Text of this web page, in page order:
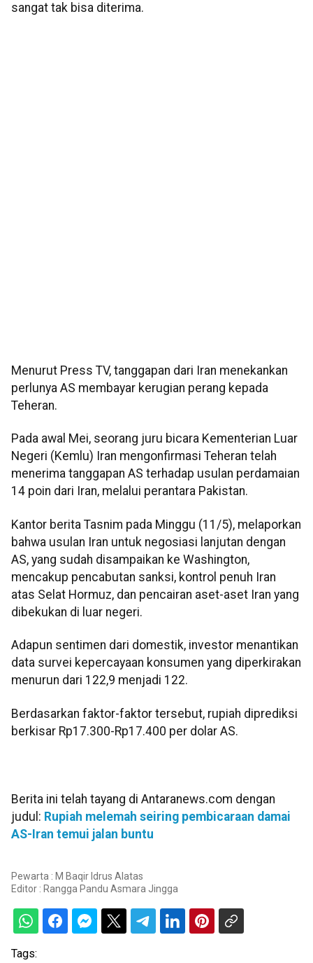
sangat tak bisa diterima.
Menurut Press TV, tanggapan dari Iran menekankan
perlunya AS membayar kerugian perang kepada
Teheran.
Pada awal Mei, seorang juru bicara Kementerian Luar
Negeri (Kemlu) Iran mengonfirmasi Teheran telah
menerima tanggapan AS terhadap usulan perdamaian
14 poin dari Iran, melalui perantara Pakistan.
Kantor berita Tasnim pada Minggu (11/5), melaporkan
bahwa usulan Iran untuk negosiasi lanjutan dengan
AS, yang sudah disampaikan ke Washington,
mencakup pencabutan sanksi, kontrol penuh Iran
atas Selat Hormuz, dan pencairan aset-aset Iran yang
dibekukan di luar negeri.
Adapun sentimen dari domestik, investor menantikan
data survei kepercayaan konsumen yang diperkirakan
menurun dari 122,9 menjadi 122.
Berdasarkan faktor-faktor tersebut, rupiah diprediksi
berkisar Rp17.300-Rp17.400 per dolar AS.
Berita ini telah tayang di Antaranews.com dengan
judul: Rupiah melemah seiring pembicaraan damai
AS-Iran temui jalan buntu
Pewarta : M Baqir Idrus Alatas
Editor : Rangga Pandu Asmara Jingga
Tags: